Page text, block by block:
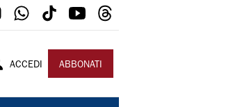
ACCEDI ABBONATI